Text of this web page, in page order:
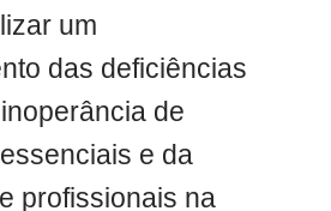
um
das deficiências
de
e da
profissionais na